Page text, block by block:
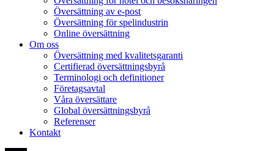
Översättning av e-post
Översättning för spelindustrin
Online översättning
Om oss
Översättning med kvalitetsgaranti
Certifierad översättningsbyrå
Terminologi och definitioner
Företagsavtal
Våra översättare
Global översättningsbyrå
Referenser
Kontakt